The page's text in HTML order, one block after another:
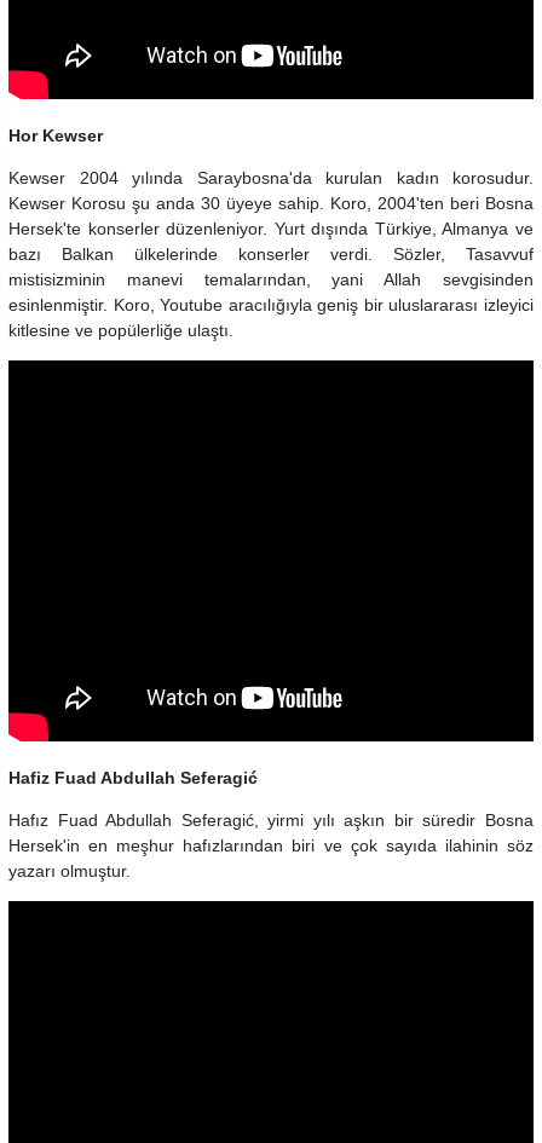
Hor Kewser
Kewser 2004 yılında Saraybosna'da kurulan kadın korosudur.
Kewser Korosu şu anda 30 üyeye sahip. Koro, 2004'ten beri Bosna
Hersek'te konserler düzenleniyor. Yurt dışında Türkiye, Almanya ve
bazı Balkan ülkelerinde konserler verdi. Sözler, Tasavvuf
mistisizminin manevi temalarından, yani Allah sevgisinden
esinlenmiştir. Koro, Youtube aracılığıyla geniş bir uluslararası izleyici
kitlesine ve popülerliğe ulaştı.
Hafiz Fuad Abdullah Seferagić
Hafız Fuad Abdullah Seferagić, yirmi yılı aşkın bir süredir Bosna
Hersek'in en meşhur hafızlarından biri ve çok sayıda ilahinin söz
yazarı olmuştur.